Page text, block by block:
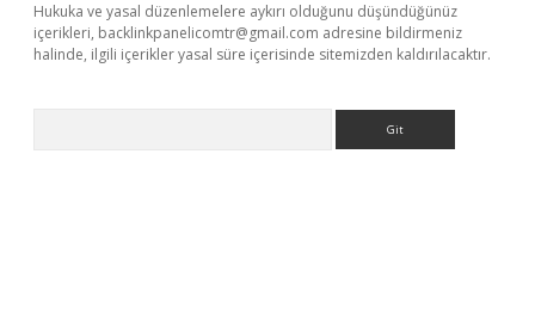
Hukuka ve yasal düzenlemelere aykırı olduğunu düşündüğünüz
içerikleri, backlinkpanelicomtr@gmail.com adresine bildirmeniz
halinde, ilgili içerikler yasal süre içerisinde sitemizden kaldırılacaktır.